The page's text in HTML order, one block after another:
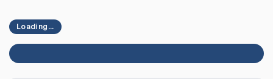
Loading...